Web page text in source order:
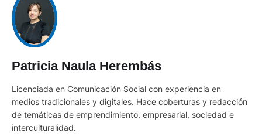
Patricia Naula Herembás
Licenciada en Comunicación Social con experiencia en
medios tradicionales y digitales. Hace coberturas y redacción
de temáticas de emprendimiento, empresarial, sociedad e
interculturalidad.